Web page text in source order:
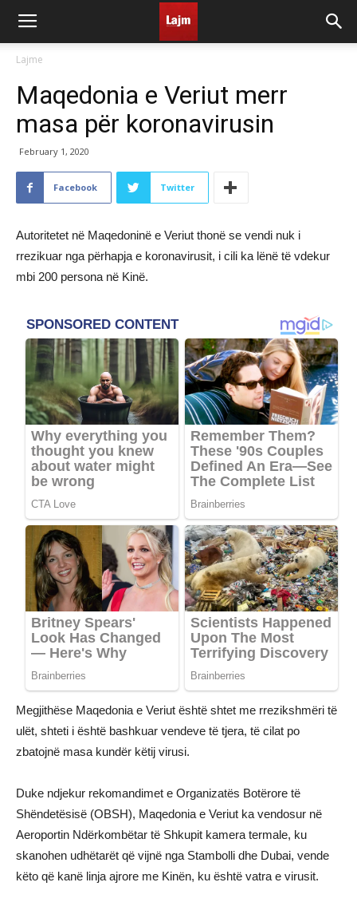
Lajme
Maqedonia e Veriut merr
masa për koronavirusin
February 1, 2020
Facebook Twitter
Autoritetet në Maqedoninë e Veriut thonë se vendi nuk i
rrezikuar nga përhapja e koronavirusit, i cili ka lënë të vdekur
mbi 200 persona në Kinë.
Megjithëse Maqedonia e Veriut është shtet me rrezikshmëri të
ulët, shteti i është bashkuar vendeve të tjera, të cilat po
zbatojnë masa kundër këtij virusi.
Duke ndjekur rekomandimet e Organizatës Botërore të
Shëndetësisë (OBSH), Maqedonia e Veriut ka vendosur në
Aeroportin Ndërkombëtar të Shkupit kamera termale, ku
skanohen udhëtarët që vijnë nga Stambolli dhe Dubai, vende
këto që kanë linja ajrore me Kinën, ku është vatra e virusit.